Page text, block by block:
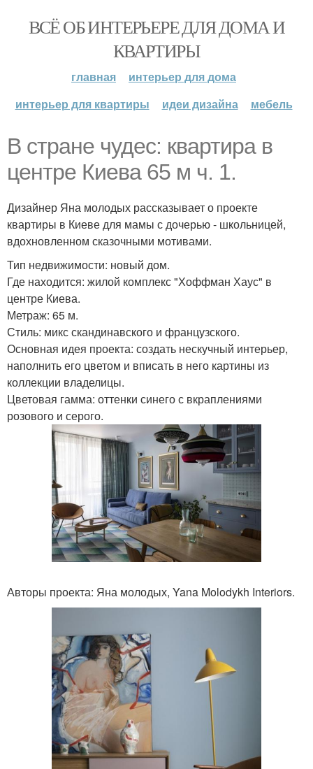
ВСЁ ОБ ИНТЕРЬЕРЕ ДЛЯ ДОМА И
КВАРТИРЫ
главная
интерьер для дома
интерьер для квартиры
идеи дизайна мебель
В стране чудес: квартира в
центре Киева 65 м ч. 1.
Дизайнер Яна молодых рассказывает о проекте
квартиры в Киеве для мамы с дочерью - школьницей,
вдохновленном сказочными мотивами.
Тип недвижимости: новый дом.
Где находится: жилой комплекс "Хоффман Хаус" в
центре Киева.
Метраж: 65 м.
Стиль: микс скандинавского и французского.
Основная идея проекта: создать нескучный интерьер,
наполнить его цветом и вписать в него картины из
коллекции владелицы.
Цветовая гамма: оттенки синего с вкраплениями
розового и серого.
Авторы проекта: Яна молодых, Yana Molodykh Interiors.